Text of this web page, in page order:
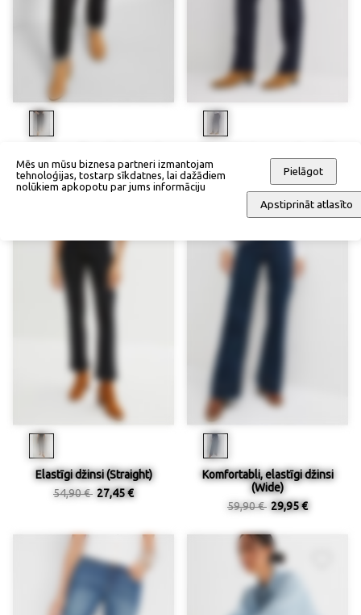
56,90 € 42,68 € 43,43 €
Elastīgi džinsi (Straight)
54,90 € 27,45 €
Komfortabli, elastīgi džinsi
(Wide)
59,90 € 29,95 €
Mēs un mūsu biznesa partneri izmantojam
tehnoloģijas, tostarp sīkdatnes, lai dažādiem
nolūkiem apkopotu par jums informāciju
Pielāgot
Apstiprināt atlasīto